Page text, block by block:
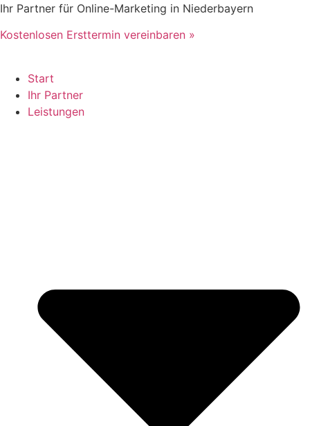
Zum
springen
Ihr Partner für Online-Marketing in Niederbayern
Kostenlosen Ersttermin vereinbaren »
Start
Ihr Partner
Leistungen